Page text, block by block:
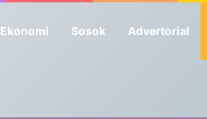
Ekonomi Sosok Advertorial